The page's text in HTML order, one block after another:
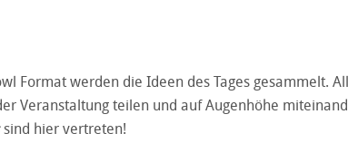
Format werden die Ideen des Tages gesammelt.
Veranstaltung teilen und auf Augenhöhe
sind hier vertreten!